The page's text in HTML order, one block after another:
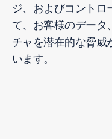
ジ、およびコントロ
て、お客様のデータ
チャを潜在的な脅威
います。